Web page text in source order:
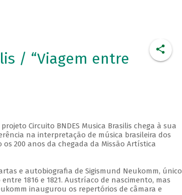
/ “Viagem entre
Circuito BNDES Musica Brasilis chega à sua
na interpretação de música brasileira dos
os 200 anos da chegada da Missão Artística
e autobiografia de Sigismund Neukomm, único
1816 e 1821. Austríaco de nascimento, mas
inaugurou os repertórios de câmara e